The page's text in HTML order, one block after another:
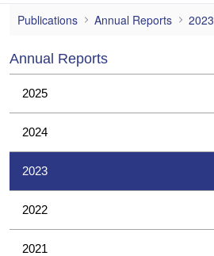
Prostheses Investigations
Publications Annual Reports 2023
Annual Reports
2025
2024
2023
2022
2021